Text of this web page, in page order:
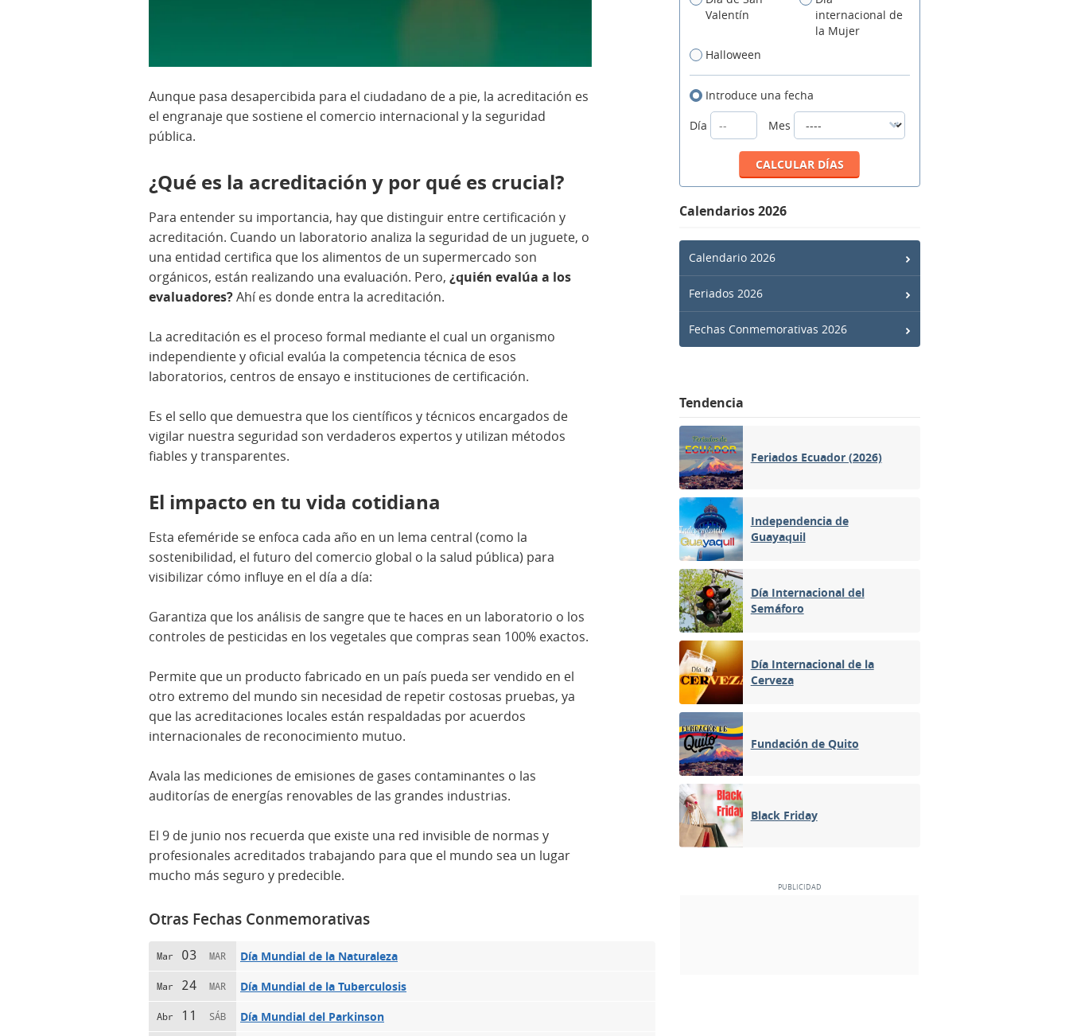
Aunque pasa desapercibida para el ciudadano de a pie, la acreditación es
el engranaje que sostiene el comercio internacional y la seguridad
pública.
¿Qué es la acreditación y por qué es crucial?
Para entender su importancia, hay que distinguir entre certificación y
acreditación. Cuando un laboratorio analiza la seguridad de un juguete, o
una entidad certifica que los alimentos de un supermercado son
orgánicos, están realizando una evaluación. Pero, ¿quién evalúa a los
evaluadores?Ahí es donde entra la acreditación.
La acreditación es el proceso formal mediante el cual un organismo
independiente y oficial evalúa la competencia técnica de esos
laboratorios, centros de ensayo e instituciones de certificación.
Es el sello que demuestra que los científicos y técnicos encargados de
vigilar nuestra seguridad son verdaderos expertos y utilizan métodos
fiables y transparentes.
El impacto en tu vida cotidiana
Esta efeméride se enfoca cada año en un lema central (como la
sostenibilidad, el futuro del comercio global o la salud pública) para
visibilizar cómo influye en el día a día:
Garantiza que los análisis de sangre que te haces en un laboratorio o los
controles de pesticidas en los vegetales que compras sean 100% exactos.
Permite que un producto fabricado en un país pueda ser vendido en el
otro extremo del mundo sin necesidad de repetir costosas pruebas, ya
que las acreditaciones locales están respaldadas por acuerdos
internacionales de reconocimiento mutuo.
Avala las mediciones de emisiones de gases contaminantes o las
auditorías de energías renovables de las grandes industrias.
El 9 de junio nos recuerda que existe una red invisible de normas y
profesionales acreditados trabajando para que el mundo sea un lugar
mucho más seguro y predecible.
Otras Fechas Conmemorativas
Mar 03 MAR Día Mundial de la Naturaleza
Mar 24 MAR Día Mundial de la Tuberculosis
Abr 11 SÁB Día Mundial del Parkinson
Valentín
internacional de
la Mujer
Halloween
Introduce una fecha
Día
Mes
Calendarios 2026
Calendario 2026
Feriados 2026
Fechas Conmemorativas 2026
Tendencia
Feriados Ecuador (2026)
Independencia de
Guayaquil
Día Internacional del
Semáforo
Día Internacional de la
Cerveza
Fundación de Quito
Black Friday